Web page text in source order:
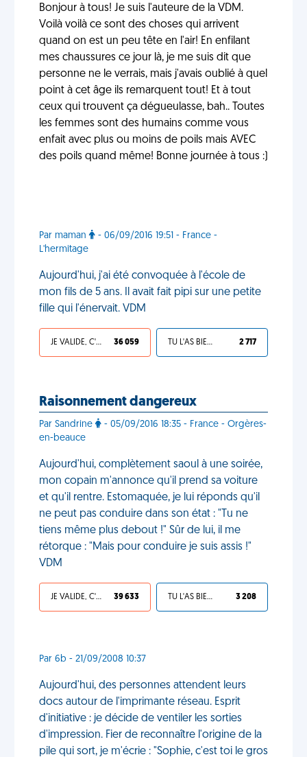
Bonjour à tous! Je suis l'auteure de la VDM.
Voilà voilà ce sont des choses qui arrivent
quand on est un peu tête en l'air! En enfilant
mes chaussures ce jour là, je me suis dit que
personne ne le verrais, mais j'avais oublié à quel
point à cet âge ils remarquent tout! Et à tout
ceux qui trouvent ça dégueulasse, bah.. Toutes
les femmes sont des humains comme vous
enfait avec plus ou moins de poils mais AVEC
des poils quand même! Bonne journée à tous :)
Par maman
- 06/09/2016 19:51 - France -
L'hermitage
Aujourd'hui, j'ai été convoquée à l'école de
mon fils de 5 ans. Il avait fait pipi sur une petite
fille qui l'énervait. VDM
JE VALIDE, C'EST UNE VDM 36 059 TU L'AS BIEN MÉRITÉ 2 717
Raisonnement dangereux
Par Sandrine
- 05/09/2016 18:35 - France - Orgères-
en-beauce
Aujourd'hui, complètement saoul à une soirée,
mon copain m'annonce qu'il prend sa voiture
et qu'il rentre. Estomaquée, je lui réponds qu'il
ne peut pas conduire dans son état : "Tu ne
tiens même plus debout !" Sûr de lui, il me
rétorque : "Mais pour conduire je suis assis !"
VDM
JE VALIDE, C'EST UNE VDM 39 633 TU L'AS BIEN MÉRITÉ 3 208
Par 6b - 21/09/2008 10:37
Aujourd'hui, des personnes attendent leurs
docs autour de l'imprimante réseau. Esprit
d'initiative : je décide de ventiler les sorties
d'impression. Fier de reconnaître l'origine de la
pile qui sort, je m'écrie : "Sophie, c'est toi le gros